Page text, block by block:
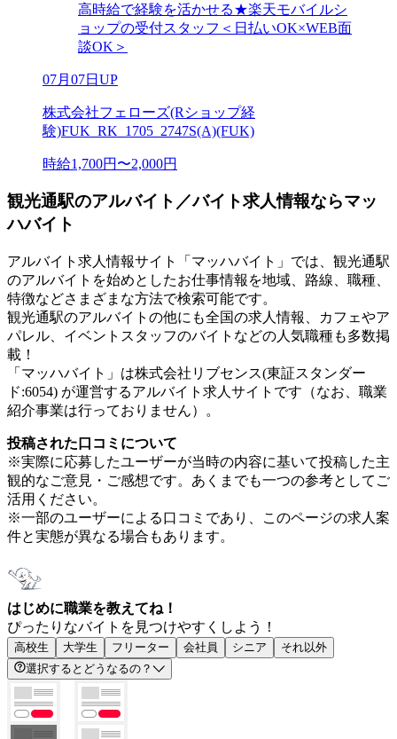
高時給で経験を活かせる★楽天モバイルシ
ョップの受付スタッフ＜日払いOK×WEB面
談OK＞
07月07日UP
株式会社フェローズ(Rショップ経
験)FUK_RK_1705_2747S(A)(FUK)
時給1,700円〜2,000円
観光通駅のアルバイト／バイト求人情報ならマッ
ハバイト
アルバイト求人情報サイト「マッハバイト」では、観光通駅
のアルバイトを始めとしたお仕事情報を地域、路線、職種、
特徴などさまざまな方法で検索可能です。
観光通駅のアルバイトの他にも全国の求人情報、カフェやア
パレル、イベントスタッフのバイトなどの人気職種も多数掲
載！
「マッハバイト」は株式会社リブセンス(東証スタンダー
ド:6054) が運営するアルバイト求人サイトです（なお、職業
紹介事業は行っておりません）。
投稿された口コミについて
※実際に応募したユーザーが当時の内容に基いて投稿した主
観的なご意見・ご感想です。あくまでも一つの参考としてご
活用ください。
※一部のユーザーによる口コミであり、このページの求人案
件と実態が異なる場合もあります。
はじめに職業を教えてね！
ぴったりなバイトを見つけやすくしよう！
高校生 大学生 フリーター 会社員 シニア
それ以外
選択するとどうなるの？